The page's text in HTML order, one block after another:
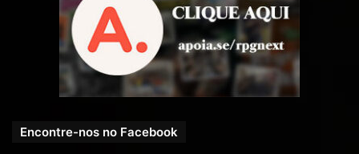
Encontre-nos no Facebook